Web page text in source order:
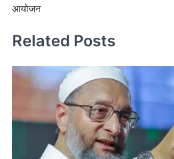
आयोजन
Related Posts